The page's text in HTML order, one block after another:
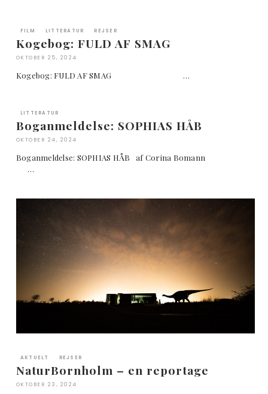
FILM LITTERATUR REJSER
Kogebog: FULD AF SMAG
OKTOBER 25, 2024
Kogebog: FULD AF SMAG …
LITTERATUR
Boganmeldelse: SOPHIAS HÅB
OKTOBER 24, 2024
Boganmeldelse: SOPHIAS HÅB af Corina Bomann
…
AKTUELT REJSER
NaturBornholm – en reportage
OKTOBER 23, 2024